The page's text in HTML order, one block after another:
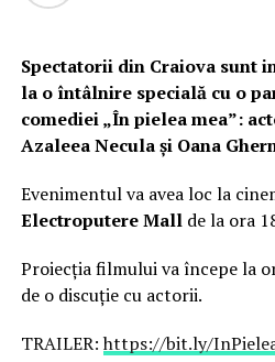
pentru salariați | DoljAZI
DON'T MISS
„O informație certă… NU va
prezidențiale!” | DoljAZI
Spectatorii din Craiova sunt
la o întâlnire specială cu o
comediei „În pielea mea”:
Azaleea Necula și Oana
Evenimentul va avea loc la
Electroputere Mall de la ora
Proiecția filmului va începe la
de o discuție cu actorii.
TRAILER:https://bit.ly/